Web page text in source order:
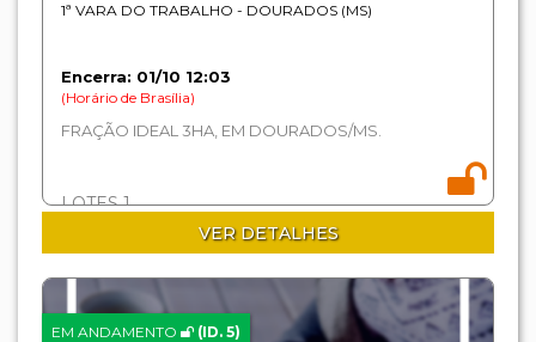
1ª VARA DO TRABALHO - DOURADOS (MS)
Encerra: 01/10 12:03
(Horário de Brasília)
FRAÇÃO IDEAL 3HA, EM DOURADOS/MS.
LOTES 1
VER DETALHES
EM ANDAMENTO (ID. 5)